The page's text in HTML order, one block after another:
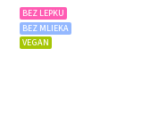
BEZ LEPKU
BEZ MLIEKA
VEGAN